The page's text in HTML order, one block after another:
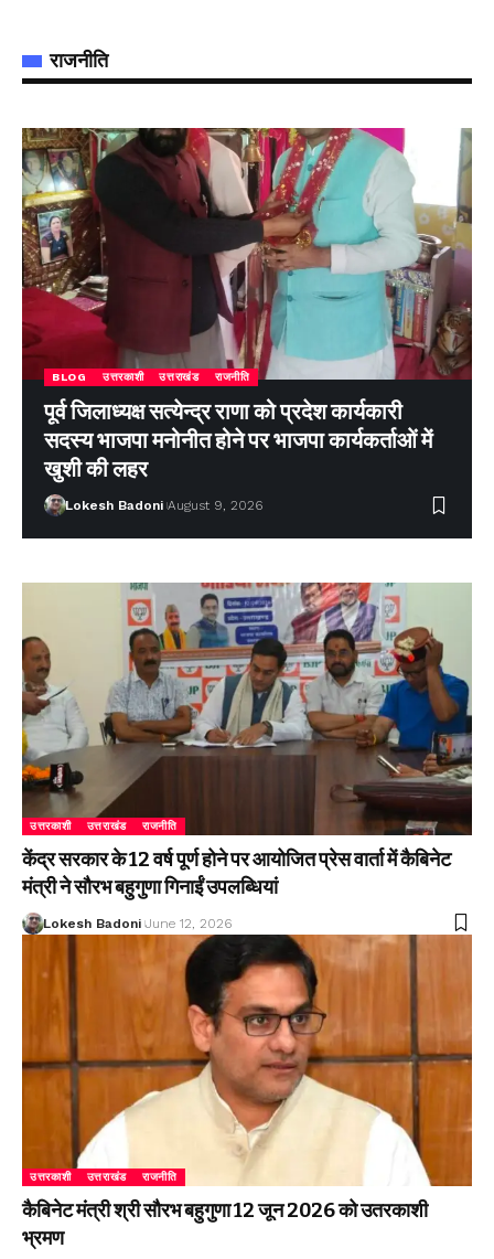
राजनीति
BLOG उत्तरकाशी उत्तराखंड राजनीति
पूर्व जिलाध्यक्ष सत्येन्द्र राणा को प्रदेश कार्यकारी
सदस्य भाजपा मनोनीत होने पर भाजपा कार्यकर्ताओं में
खुशी की लहर
Lokesh Badoni August 9, 2026
उत्तरकाशी उत्तराखंड राजनीति
केंद्र सरकार के 12 वर्ष पूर्ण होने पर आयोजित प्रेस वार्ता में कैबिनेट
मंत्री ने सौरभ बहुगुणा गिनाईं उपलब्धियां
Lokesh Badoni June 12, 2026
उत्तरकाशी उत्तराखंड राजनीति
कैबिनेट मंत्री श्री सौरभ बहुगुणा 12 जून 2026 को उतरकाशी
भ्रमण